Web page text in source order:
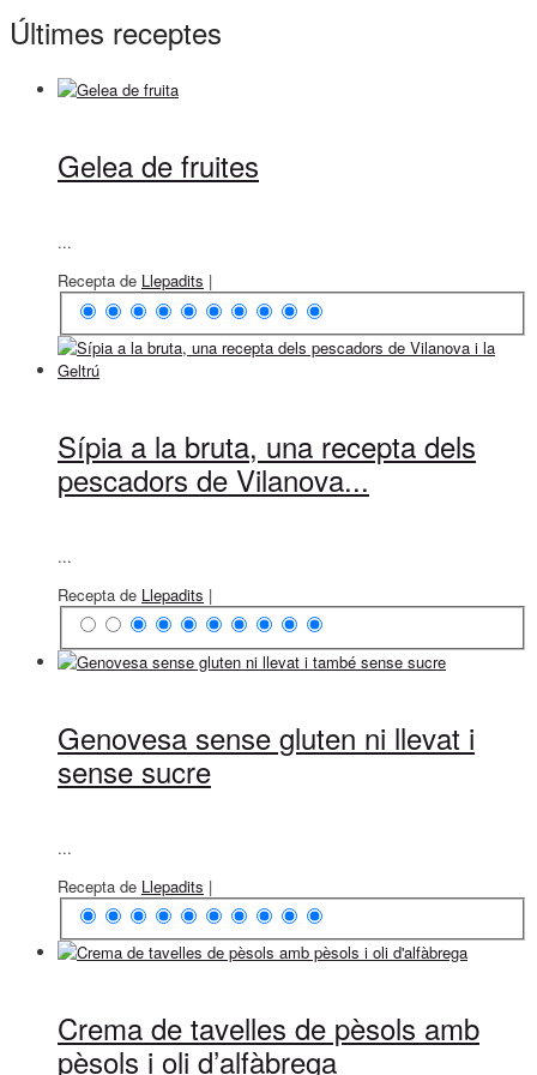
Últimes receptes
Gelea de fruites
...
Recepta de Llepadits |
Sípia a la bruta, una recepta dels
pescadors de Vilanova...
...
Recepta de Llepadits |
Genovesa sense gluten ni llevat i
sense sucre
...
Recepta de Llepadits |
Crema de tavelles de pèsols amb
pèsols i oli d’alfàbrega